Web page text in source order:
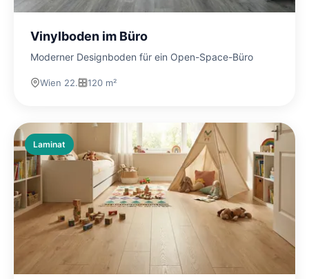
Vinylboden im Büro
Moderner Designboden für ein Open-Space-Büro
Wien 22. 120 m²
Laminat